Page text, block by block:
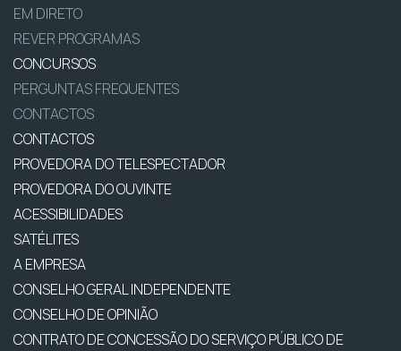
EM DIRETO
REVER PROGRAMAS
CONCURSOS
PERGUNTAS FREQUENTES
CONTACTOS
CONTACTOS
PROVEDORA DO TELESPECTADOR
PROVEDORA DO OUVINTE
ACESSIBILIDADES
SATÉLITES
A EMPRESA
CONSELHO GERAL INDEPENDENTE
CONSELHO DE OPINIÃO
CONTRATO DE CONCESSÃO DO SERVIÇO PÚBLICO DE